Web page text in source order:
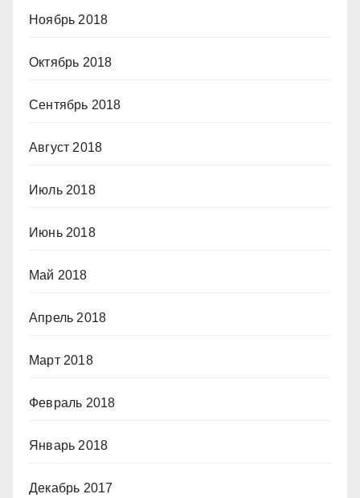
Ноябрь 2018
Октябрь 2018
Сентябрь 2018
Август 2018
Июль 2018
Июнь 2018
Май 2018
Апрель 2018
Март 2018
Февраль 2018
Январь 2018
Декабрь 2017